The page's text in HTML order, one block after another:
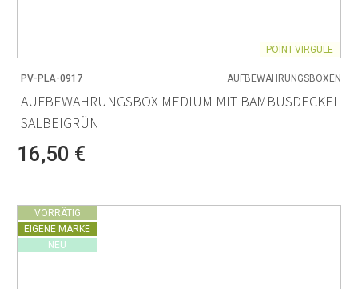
POINT-VIRGULE
PV-PLA-0917 AUFBEWAHRUNGSBOXEN
AUFBEWAHRUNGSBOX MEDIUM MIT BAMBUSDECKEL
SALBEIGRÜN
16,50 €
VORRÄTIG
EIGENE MARKE
NEU